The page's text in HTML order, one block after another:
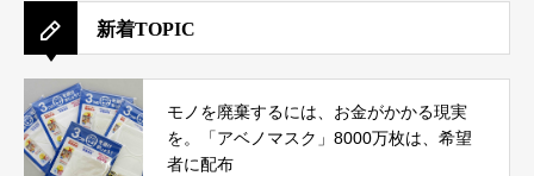
新着TOPIC
モノを廃棄するには、お金がかかる現実
を。「アベノマスク」8000万枚は、希望
者に配布